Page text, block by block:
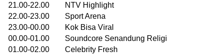
21.00-22.00 NTV Highlight
22.00-23.00 Sport Arena
23.00-00.00 Kok Bisa Viral
00.00-01.00 Soundcore Senandung Religi
01.00-02.00 Celebrity Fresh